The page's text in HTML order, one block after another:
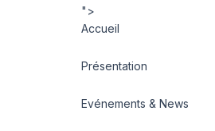
">
Accueil
Présentation
Evénements & News